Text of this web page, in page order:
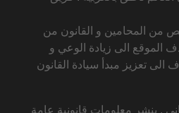
من المحامين و القانون من
الموقع الى زيادة الوعي و
الى تعزيز مبدأ سيادة القانون
, ينشر معلومات قانونية عامة